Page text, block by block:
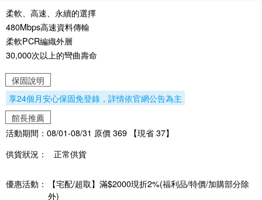
柔軟、高速、永續的選擇
480Mbps高速資料傳輸
柔軟PCR編織外層
30,000次以上的彎曲壽命
保固說明
享24個月安心保固免登錄，詳情依官網公告為主
館長推薦
活動期間：08/01-08/31 原價 369 【現省 37】
供貨狀況：
正常供貨
優惠活動：
【宅配/超取】滿$2000現折2%(福利品/特價/加購部分除
外)